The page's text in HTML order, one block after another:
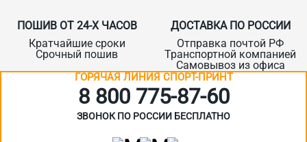
ПОШИВ ОТ 24-Х ЧАСОВ
Кратчайшие сроки
Срочный пошив
ДОСТАВКА ПО РОССИИ
Отправка почтой РФ
Транспортной компанией
Самовывоз из офиса
ГОРЯЧАЯ ЛИНИЯ СПОРТ-ПРИНТ
8 800 775‑87-60
ЗВОНОК ПО РОССИИ БЕСПЛАТНО